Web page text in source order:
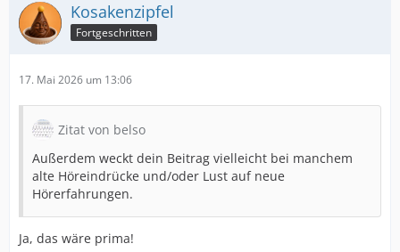
Kosakenzipfel
Fortgeschritten
17. Mai 2026 um 13:06
Zitat von belso
Außerdem weckt dein Beitrag vielleicht bei manchem
alte Höreindrücke und/oder Lust auf neue
Hörerfahrungen.
Ja, das wäre prima!